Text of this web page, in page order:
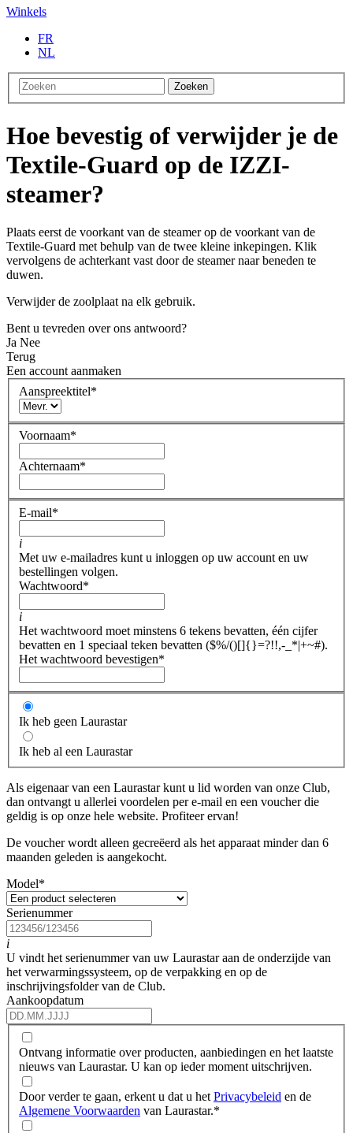
Winkels
FR
NL
Zoeken
Hoe bevestig of verwijder je de
Textile-Guard op de IZZI-
steamer?
Plaats eerst de voorkant van de steamer op de voorkant van de
Textile-Guard met behulp van de twee kleine inkepingen. Klik
vervolgens de achterkant vast door de steamer naar beneden te
duwen.
Verwijder de zoolplaat na elk gebruik.
Bent u tevreden over ons antwoord?
Ja Nee
Terug
Een account aanmaken
Aanspreektitel*
Voornaam*
Achternaam*
E-mail*
i
Met uw e-mailadres kunt u inloggen op uw account en uw
bestellingen volgen.
Wachtwoord*
i
Het wachtwoord moet minstens 6 tekens bevatten, één cijfer
bevatten en 1 speciaal teken bevatten ($%/()[]{}=?!!,-_*|+~#).
Het wachtwoord bevestigen*
Ik heb geen Laurastar
Ik heb al een Laurastar
Als eigenaar van een Laurastar kunt u lid worden van onze Club,
dan ontvangt u allerlei voordelen per e-mail en een voucher die
geldig is op onze hele website. Profiteer ervan!
De voucher wordt alleen gecreëerd als het apparaat minder dan 6
maanden geleden is aangekocht.
Model*
Serienummer
i
U vindt het serienummer van uw Laurastar aan de onderzijde van
het verwarmingssysteem, op de verpakking en op de
inschrijvingsfolder van de Club.
Aankoopdatum
Ontvang informatie over producten, aanbiedingen en het laatste
nieuws van Laurastar. U kan op ieder moment uitschrijven.
Door verder te gaan, erkent u dat u het Privacybeleid en de
Algemene Voorwaarden van Laurastar.*